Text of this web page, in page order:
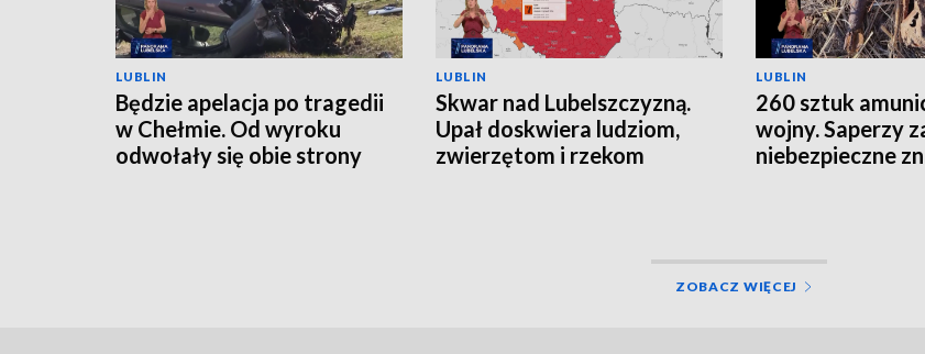
LUBLIN
Będzie apelacja po tragedii
w Chełmie. Od wyroku
odwołały się obie strony
LUBLIN
Skwar nad Lubelszczyzną.
Upał doskwiera ludziom,
zwierzętom i rzekom
LUBLIN
260 sztuk
wojny. Saperzy
niebezpieczne
ZOBACZ WIĘCEJ